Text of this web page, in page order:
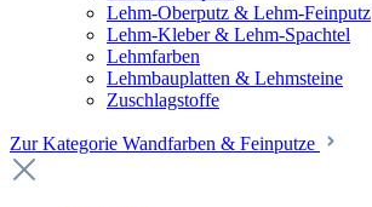
Lehm-Oberputz & Lehm-Feinputz
Lehm-Kleber & Lehm-Spachtel
Lehmfarben
Lehmbauplatten & Lehmsteine
Zuschlagstoffe
Zur Kategorie Wandfarben & Feinputze